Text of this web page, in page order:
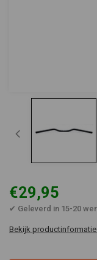
€29,95
✔ Geleverd in 15-20
Bekijk productinformatie